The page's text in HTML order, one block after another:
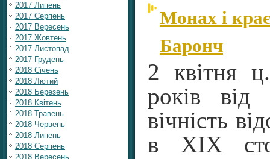
2017 Липень
2017 Серпень
2017 Вересень
2017 Жовтень
2017 Листопад
2017 Грудень
2018 Січень
2018 Лютий
2018 Березень
2018 Квітень
2018 Травень
2018 Червень
2018 Липень
2018 Серпень
2018 Вересень
Монах і
Баронч
2 квітня
років від
вічність
в ХIХ